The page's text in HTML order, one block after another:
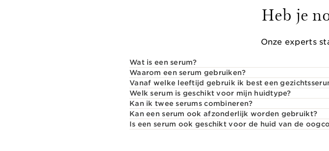
Heb je
Onze experts
Wat is een serum?
Waarom een serum gebruiken?
Vanaf welke leeftijd gebruik ik best een
Welk serum is geschikt voor mijn huidtype?
Kan ik twee serums combineren?
Kan een serum ook afzonderlijk worden gebruikt?
Is een serum ook geschikt voor de huid van de